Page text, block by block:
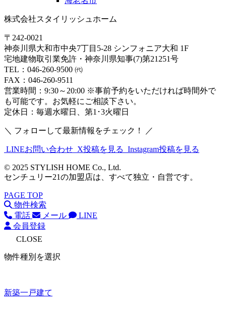
株式会社スタイリッシュホーム
〒242-0021
神奈川県大和市中央7丁目5-28 シンフォニア大和 1F
宅地建物取引業免許・神奈川県知事(7)第21251号
TEL：046-260-9500 ㈹
FAX：046-260-9511
営業時間：9:30～20:00 ※事前予約をいただければ時間外で
も可能です。お気軽にご相談下さい。
定休日：毎週水曜日、第1･3火曜日
＼ フォローして最新情報をチェック！ ／
LINEお問い合わせ X投稿を見る Instagram投稿を見る
© 2025 STYLISH HOME Co., Ltd.
センチュリー21の加盟店は、すべて独立・自営です。
PAGE TOP
物件検索
電話
メール
LINE
会員登録
CLOSE
物件種別を選択
新築一戸建て